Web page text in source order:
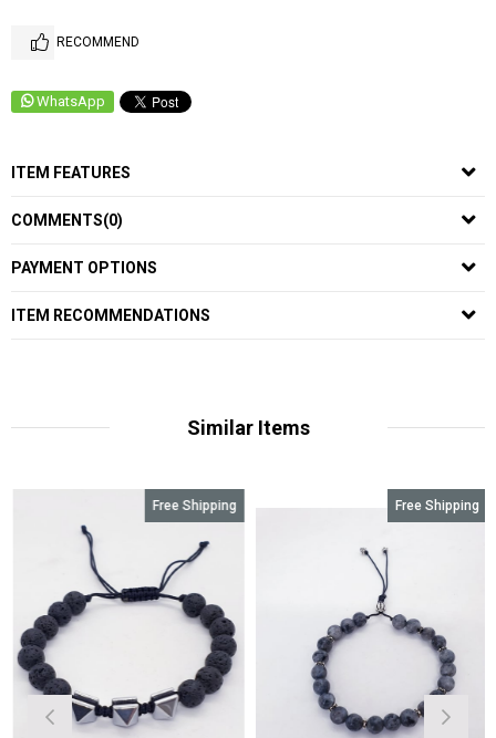
RECOMMEND
WhatsApp
ITEM FEATURES
COMMENTS(0)
PAYMENT OPTIONS
ITEM RECOMMENDATIONS
Similar Items
Free Shipping Free Shipping